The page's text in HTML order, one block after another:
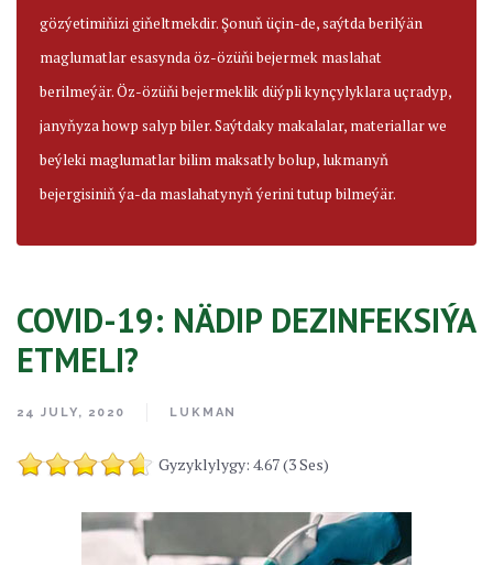
gözýetimiňizi giňeltmekdir. Şonuň üçin-de, saýtda berilýän
maglumatlar esasynda öz-özüňi bejermek maslahat
berilmeýär. Öz-özüňi bejermeklik düýpli kynçylyklara uçradyp,
janyňyza howp salyp biler. Saýtdaky makalalar, materiallar we
beýleki maglumatlar bilim maksatly bolup, lukmanyň
bejergisiniň ýa-da maslahatynyň ýerini tutup bilmeýär.
COVID-19: NÄDIP DEZINFEKSIÝA
ETMELI?
24 JULY, 2020 LUKMAN
Gyzyklylygy: 4.67 (3 Ses)